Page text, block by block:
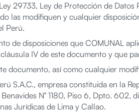
29733, Ley de Protección de
las modifiquen y cualquier
Perú.
de disposiciones que COMUNAL
IV de este documento y que
documento, así como cualquier
S.A.C., empresa constituida en la
N° 1180, Piso 6, Dpto.
Jurídicas de Lima y Callao.